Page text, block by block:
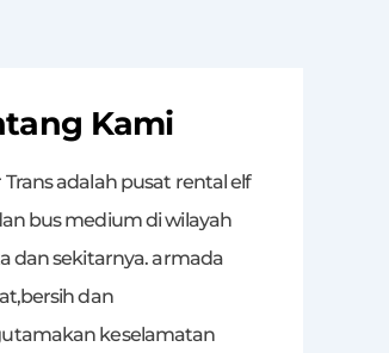
Kami
adalah pusat rental elf
bus medium di wilayah
dan sekitarnya. armada
dan
keselamatan